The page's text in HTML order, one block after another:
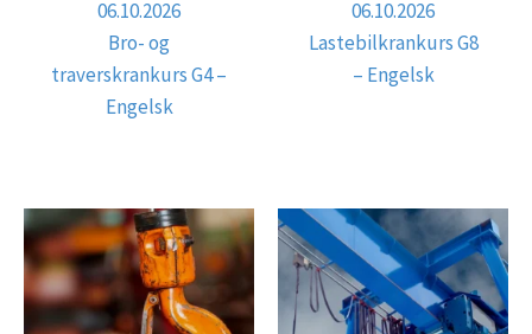
06.10.2026
Bro- og
traverskrankurs G4 –
Engelsk
06.10.2026
Lastebilkrankurs G8
– Engelsk